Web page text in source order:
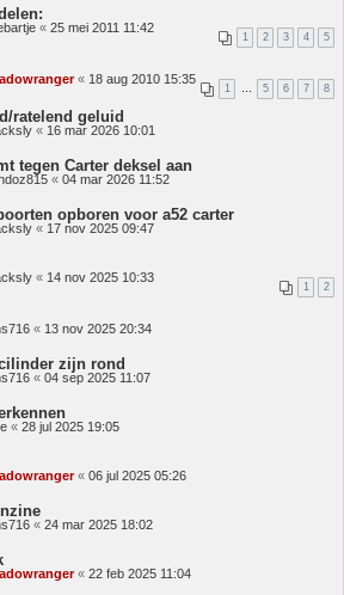
« 25 mei 2011 11:42
1 2 3 4 5
« 18 aug 2010 15:35
1 … 5 6 7 8
ratelend geluid
« 16 mar 2026 10:01
tegen Carter deksel aan
« 04 mar 2026 11:52
opboren voor a52 carter
« 17 nov 2025 09:47
« 14 nov 2025 10:33
1 2
« 13 nov 2025 20:34
zijn rond
« 04 sep 2025 11:07
« 28 jul 2025 19:05
« 06 jul 2025 05:26
« 24 mar 2025 18:02
« 22 feb 2025 11:04